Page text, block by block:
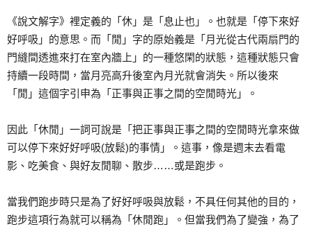
《說文解字》裡定義的「休」是「息止也」。也就是「停下來好
好呼吸」的意思。而「閒」字的原始義是「月光從古代兩扇門的
門縫間透進來打在室內牆上」的一種悠閑的狀態，這種狀態只會
持續一段時間，當月亮高升後室內月光就會消失。所以後來
「閒」這個字引申為「正事與正事之間的空閒時光」。
因此「休閒」一詞可說是「把正事與正事之間的空閒時光拿來做
可以停下來好好呼吸(放鬆)的事情」。這事，像是週末去看電
影、吃美食、與好友閒聊、散步……或是跑步。
當我們跑步時只是為了好好呼吸與放鬆，不具任何其他的目的，
跑步這項行為就可以稱為「休閒跑」。但當我們為了變強，為了